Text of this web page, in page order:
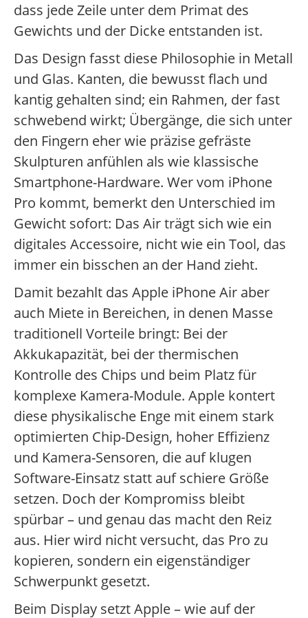
dass jede Zeile unter dem Primat des
Gewichts und der Dicke entstanden ist.
Das Design fasst diese Philosophie in Metall
und Glas. Kanten, die bewusst flach und
kantig gehalten sind; ein Rahmen, der fast
schwebend wirkt; Übergänge, die sich unter
den Fingern eher wie präzise gefräste
Skulpturen anfühlen als wie klassische
Smartphone-Hardware. Wer vom iPhone
Pro kommt, bemerkt den Unterschied im
Gewicht sofort: Das Air trägt sich wie ein
digitales Accessoire, nicht wie ein Tool, das
immer ein bisschen an der Hand zieht.
Damit bezahlt das Apple iPhone Air aber
auch Miete in Bereichen, in denen Masse
traditionell Vorteile bringt: Bei der
Akkukapazität, bei der thermischen
Kontrolle des Chips und beim Platz für
komplexe Kamera-Module. Apple kontert
diese physikalische Enge mit einem stark
optimierten Chip-Design, hoher Effizienz
und Kamera-Sensoren, die auf klugen
Software-Einsatz statt auf schiere Größe
setzen. Doch der Kompromiss bleibt
spürbar – und genau das macht den Reiz
aus. Hier wird nicht versucht, das Pro zu
kopieren, sondern ein eigenständiger
Schwerpunkt gesetzt.
Beim Display setzt Apple – wie auf der